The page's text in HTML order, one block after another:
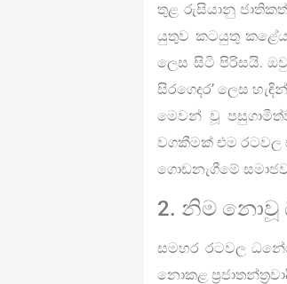
තුළ රුසියානු
යුතුව කටයුතු
ලෙස සිටි පිරිසයි.
සිරගෙදර’ ලෙස
මෙවන් වූ
වගකීමක් එම රටවල
ගොඩනැගීමේ
2. නිම නොවූ
සමහර රටවල
නොකළ